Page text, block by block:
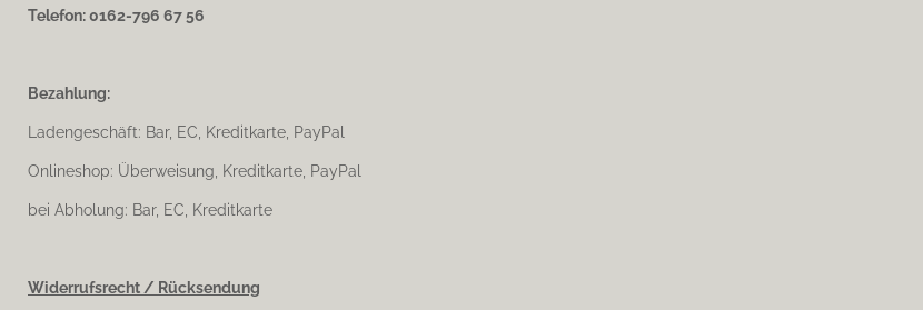
Telefon: 0162-796 67 56
Bezahlung:
Ladengeschäft: Bar, EC, Kreditkarte, PayPal
Onlineshop: Überweisung, Kreditkarte, PayPal
bei Abholung: Bar, EC, Kreditkarte
Widerrufsrecht / Rücksendung